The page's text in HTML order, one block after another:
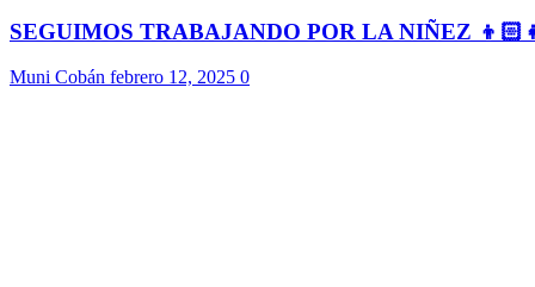
SEGUIMOS TRABAJANDO POR LA NIÑEZ
Muni Cobán febrero 12, 2025 0